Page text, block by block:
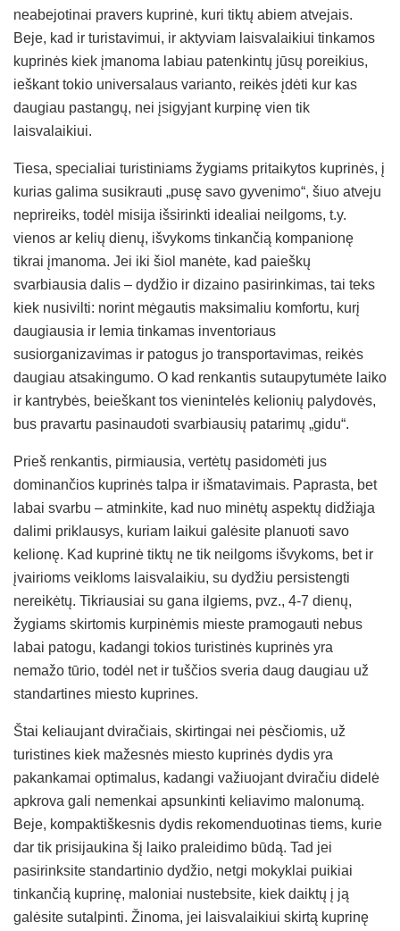
neabejotinai pravers kuprinė, kuri tiktų abiem atvejais.
Beje, kad ir turistavimui, ir aktyviam laisvalaikiui tinkamos
kuprinės kiek įmanoma labiau patenkintų jūsų poreikius,
ieškant tokio universalaus varianto, reikės įdėti kur kas
daugiau pastangų, nei įsigyjant kurpinę vien tik
laisvalaikiui.
Tiesa, specialiai turistiniams žygiams pritaikytos kuprinės, į
kurias galima susikrauti „pusę savo gyvenimo“, šiuo atveju
neprireiks, todėl misija išsirinkti idealiai neilgoms, t.y.
vienos ar kelių dienų, išvykoms tinkančią kompanionę
tikrai įmanoma. Jei iki šiol manėte, kad paieškų
svarbiausia dalis – dydžio ir dizaino pasirinkimas, tai teks
kiek nusivilti: norint mėgautis maksimaliu komfortu, kurį
daugiausia ir lemia tinkamas inventoriaus
susiorganizavimas ir patogus jo transportavimas, reikės
daugiau atsakingumo. O kad renkantis sutaupytumėte laiko
ir kantrybės, beieškant tos vienintelės kelionių palydovės,
bus pravartu pasinaudoti svarbiausių patarimų „gidu“.
Prieš renkantis, pirmiausia, vertėtų pasidomėti jus
dominančios kuprinės talpa ir išmatavimais. Paprasta, bet
labai svarbu – atminkite, kad nuo minėtų aspektų didžiąja
dalimi priklausys, kuriam laikui galėsite planuoti savo
kelionę. Kad kuprinė tiktų ne tik neilgoms išvykoms, bet ir
įvairioms veikloms laisvalaikiu, su dydžiu persistengti
nereikėtų. Tikriausiai su gana ilgiems, pvz., 4-7 dienų,
žygiams skirtomis kurpinėmis mieste pramogauti nebus
labai patogu, kadangi tokios turistinės kuprinės yra
nemažo tūrio, todėl net ir tuščios sveria daug daugiau už
standartines miesto kuprines.
Štai keliaujant dviračiais, skirtingai nei pėsčiomis, už
turistines kiek mažesnės miesto kuprinės dydis yra
pakankamai optimalus, kadangi važiuojant dviračiu didelė
apkrova gali nemenkai apsunkinti keliavimo malonumą.
Beje, kompaktiškesnis dydis rekomenduotinas tiems, kurie
dar tik prisijaukina šį laiko praleidimo būdą. Tad jei
pasirinksite standartinio dydžio, netgi mokyklai puikiai
tinkančią kuprinę, maloniai nustebsite, kiek daiktų į ją
galėsite sutalpinti. Žinoma, jei laisvalaikiui skirtą kuprinę